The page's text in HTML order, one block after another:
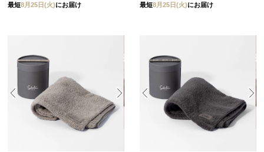
最短8月25日(火)にお届け 最短8月25日(火)にお届け